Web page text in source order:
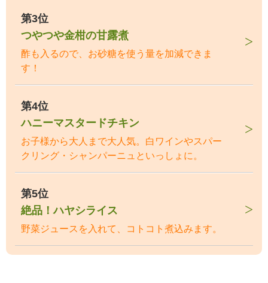
第3位
つやつや金柑の甘露煮
酢も入るので、お砂糖を使う量を加減できま
す！
第4位
ハニーマスタードチキン
お子様から大人まで大人気。白ワインやスパー
クリング・シャンパーニュといっしょに。
第5位
絶品！ハヤシライス
野菜ジュースを入れて、コトコト煮込みます。